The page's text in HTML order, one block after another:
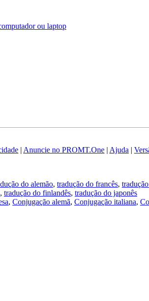
ou laptop
| Anuncie no PROMT.One | Ajuda |
do alemão, tradução do francês,
, tradução do finlandês, tradução do japonês
, Conjugação alemã, Conjugação italiana,